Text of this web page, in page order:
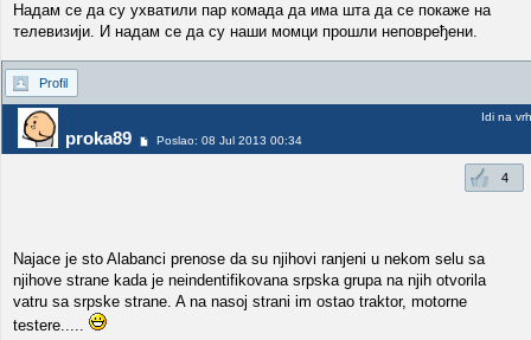
Надам се да су ухватили пар комада да има шта да се покаже на
телевизији. И надам се да су наши момци прошли неповређени.
Profil
proka89 Poslao: 08 Jul 2013 00:34
Idi na vrh
4
Najace je sto Alabanci prenose da su njihovi ranjeni u nekom selu sa
njihove strane kada je neindentifikovana srpska grupa na njih otvorila
vatru sa srpske strane. A na nasoj strani im ostao traktor, motorne
testere.....